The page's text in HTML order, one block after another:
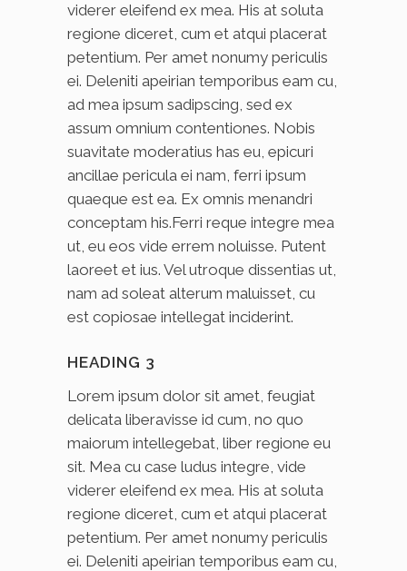
viderer eleifend ex mea. His at soluta
regione diceret, cum et atqui placerat
petentium. Per amet nonumy periculis
ei. Deleniti apeirian temporibus eam cu,
ad mea ipsum sadipscing, sed ex
assum omnium contentiones. Nobis
suavitate moderatius has eu, epicuri
ancillae pericula ei nam, ferri ipsum
quaeque est ea. Ex omnis menandri
conceptam his.Ferri reque integre mea
ut, eu eos vide errem noluisse. Putent
laoreet et ius. Vel utroque dissentias ut,
nam ad soleat alterum maluisset, cu
est copiosae intellegat inciderint.
HEADING 3
Lorem ipsum dolor sit amet, feugiat
delicata liberavisse id cum, no quo
maiorum intellegebat, liber regione eu
sit. Mea cu case ludus integre, vide
viderer eleifend ex mea. His at soluta
regione diceret, cum et atqui placerat
petentium. Per amet nonumy periculis
ei. Deleniti apeirian temporibus eam cu,